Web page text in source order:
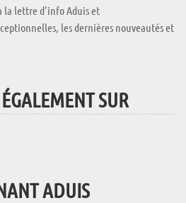
la lettre d'info Aduis et
les dernières nouveautés et
SUR
ADUIS